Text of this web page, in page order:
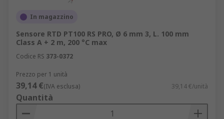
In magazzino
Sensore RTD PT100 RS PRO, Ø 6 mm 3, L. 100 mm
Class A + 2 m, 200 °C max
Codice RS 373-0372
Prezzo per 1 unità
39,14 €(IVA esclusa) 39,14 €/unità
Quantità